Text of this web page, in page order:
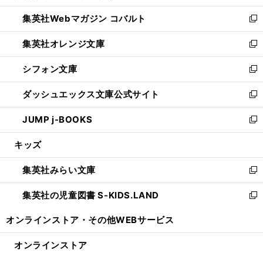
開
く
ウ
で
開
く
ン
ド
ウ
で
開
く
ウ
ィ
ン
ド
ウ
で
開
く
集英社Webマガジン コバルト
新
し
い
ウ
ィ
ン
ド
ウ
で
開
集英社オレンジ文庫
新
し
い
ウ
ィ
ン
ド
ウ
開
く
シフォン文庫
新
し
い
ウ
ィ
ン
ウ
で
開
く
ダッシュエックス文庫公式サイト
新
し
い
ウ
ン
ド
ウ
で
JUMP j-BOOKS
新
し
ウ
ィ
ン
ド
開
キッズ
集英社みらい文庫
新
し
い
ン
集英社の児童図書 S-KIDS.LAND
新
ウ
オンラインストア・ その他WEBサービス
オンラインストア